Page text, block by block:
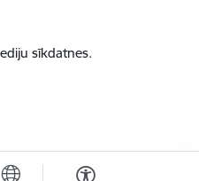
sīkdatnes.